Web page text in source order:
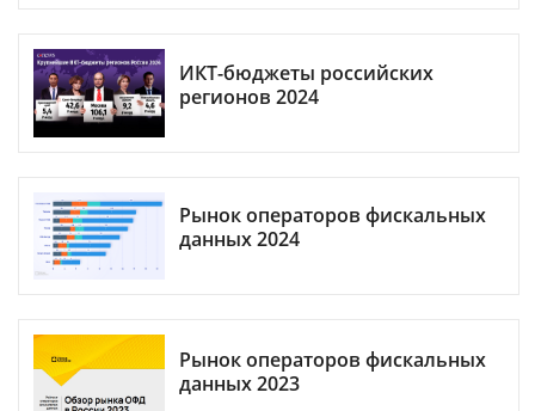
ИКТ-бюджеты российских
регионов 2024
Рынок операторов фискальных
данных 2024
Рынок операторов фискальных
данных 2023